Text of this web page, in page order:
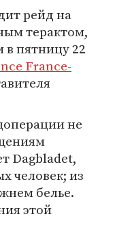
рейд на
терактом,
пятницу 22
France-
не
Dagbladet,
человек; из
белье.
этой